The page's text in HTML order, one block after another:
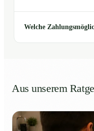
Welche
Aus unserem